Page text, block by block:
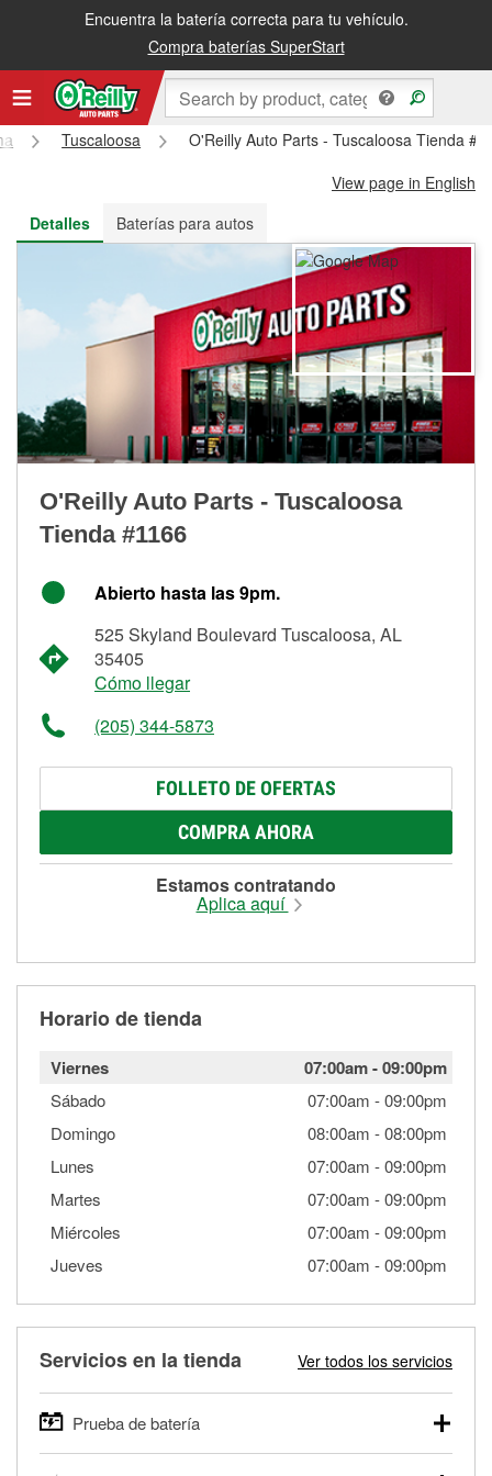
Encuentra la batería correcta para tu vehículo.
Compra baterías SuperStart
Recibe tu orden gratis al día siguiente o recógela en la tienda
Tuscaloosa
O'Reilly Auto Parts - Tuscaloosa Tienda
View page in English
Detalles
Baterías para autos
O'Reilly Auto Parts - Tuscaloosa
Tienda #1166
Abierto hasta las 9pm.
525 Skyland Boulevard Tuscaloosa, AL
35405
Cómo llegar
(205) 344-5873
FOLLETO DE OFERTAS
COMPRA AHORA
Estamos contratando
Aplica aquí
Horario de tienda
Viernes 07:00am-09:00pm
Sábado 07:00am -09:00pm
Domingo
08:00am -08:00pm
Lunes
07:00am -09:00pm
Martes
07:00am -09:00pm
Miércoles
07:00am -09:00pm
Jueves
07:00am -09:00pm
Servicios en la tienda Ver todos los servicios
Prueba de batería